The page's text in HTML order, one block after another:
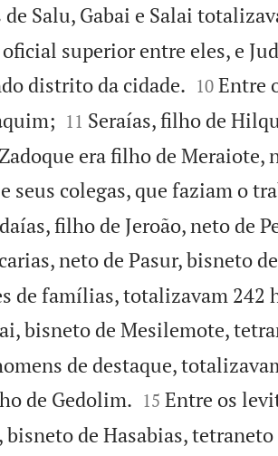
Salu, Gabai e Salai
superior entre eles, e
distrito da cidade.
10 Entre

11 Seraías, filho de
era filho de Meraiote,
e seus colegas, que faziam o
filho de Jeroão, neto de
neto de Pasur, bisneto
de famílias, totalizavam 242
bisneto de Mesilemote,
de destaque,
de Gedolim.
15 Entre os
bisneto de Hasabias,